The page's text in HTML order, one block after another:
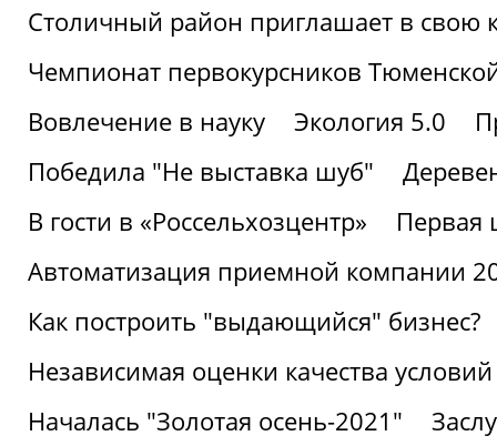
Столичный район приглашает в свою
Чемпионат первокурсников
Вовлечение в науку
Экология 5.0
Победила "Не выставка шуб"
В гости в «Россельхозцентр»
Первая
Автоматизация приемной компании
Как построить "выдающийся" бизнес?
Независимая оценки качества
Началась "Золотая осень-2021"